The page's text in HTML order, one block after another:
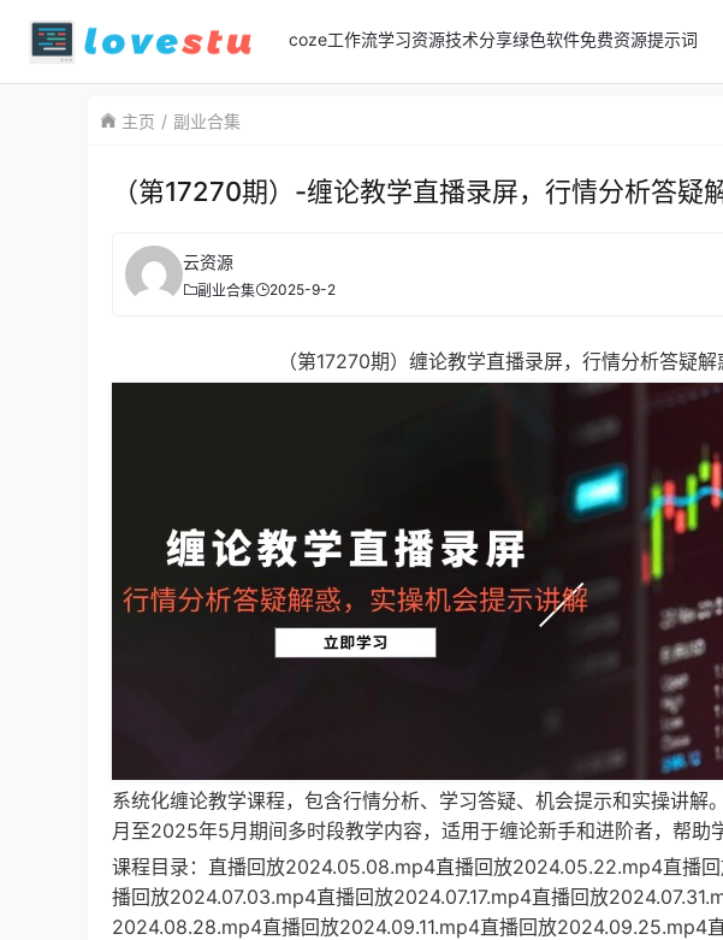
coze工作流学习资源技术分享绿色软件免费资源提示词
主页 副业合集
（第17270期）-缠论教学直播录屏，行情分析答疑
云资源
副业合集 2025-9-2
（第17270期）缠论教学直播录屏，行情分析答疑
系统化缠论教学课程，包含行情分析、学习答疑、机会提示和实操讲
月至2025年5月期间多时段教学内容，适用于缠论新手和进阶者，帮助
课程目录：直播回放2024.05.08.mp4直播回放2024.05.22.mp4直播
播回放2024.07.03.mp4直播回放2024.07.17.mp4直播回放
2024.08.28.mp4直播回放2024.09.11.mp4直播回放2024.09.25.mp4